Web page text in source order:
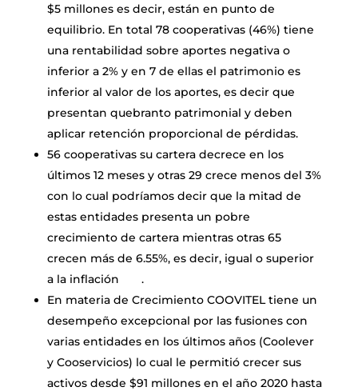
$5 millones es decir, están en punto de
equilibrio. En total 78 cooperativas (46%) tiene
una rentabilidad sobre aportes negativa o
inferior a 2% y en 7 de ellas el patrimonio es
inferior al valor de los aportes, es decir que
presentan quebranto patrimonial y deben
aplicar retención proporcional de pérdidas.
56 cooperativas su cartera decrece en los
últimos 12 meses y otras 29 crece menos del 3%
con lo cual podríamos decir que la mitad de
estas entidades presenta un pobre
crecimiento de cartera mientras otras 65
crecen más de 6.55%, es decir, igual o superior
a la inflación .
En materia de Crecimiento COOVITEL tiene un
desempeño excepcional por las fusiones con
varias entidades en los últimos años (Coolever
y Cooservicios) lo cual le permitió crecer sus
activos desde $91 millones en el año 2020 hasta